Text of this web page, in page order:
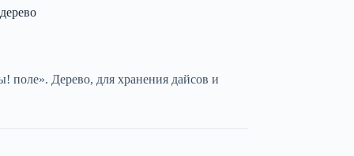
поле». Дерево, для хранения дайсов и